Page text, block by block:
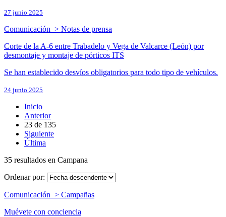
27 junio 2025
Comunicación > Notas de prensa
Corte de la A-6 entre Trabadelo y Vega de Valcarce (León) por
desmontaje y montaje de pórticos ITS
Se han establecido desvíos obligatorios para todo tipo de vehículos.
24 junio 2025
Inicio
Anterior
23 de 135
Siguiente
Última
35 resultados en Campana
Ordenar por:
Comunicación > Campañas
Muévete con conciencia